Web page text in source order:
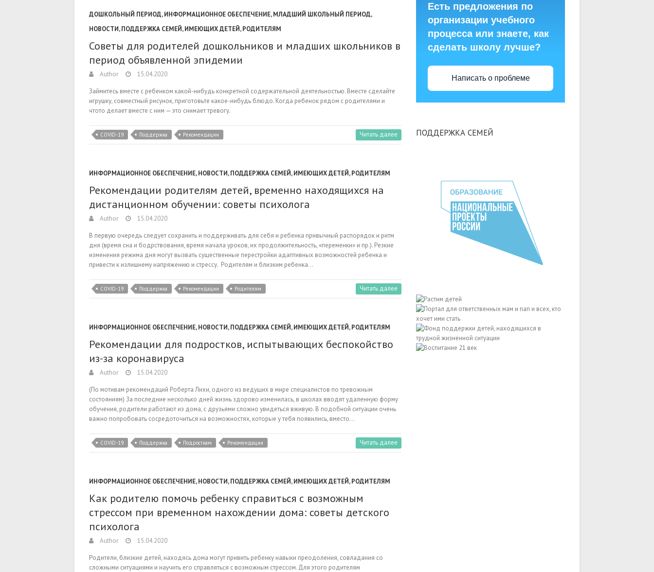
ДОШКОЛЬНЫЙ ПЕРИОД,ИНФОРМАЦИОННОЕ ОБЕСПЕЧЕНИЕ,МЛАДШИЙ ШКОЛЬНЫЙ ПЕРИОД,
НОВОСТИ,ПОДДЕРЖКА СЕМЕЙ, ИМЕЮЩИХ ДЕТЕЙ,РОДИТЕЛЯМ
Советы для родителей дошкольников и младших школьников в
период объявленной эпидемии
Author 15.04.2020
Займитесь вместе с ребенком какой-нибудь конкретной содержательной деятельностью. Вместе сделайте
игрушку, совместный рисунок, приготовьте какое-нибудь блюдо. Когда ребенок рядом с родителями и
чтото делает вместе с ним — это снимает тревогу.
COVID-19 Поддержка Рекомендации Читать далее
ИНФОРМАЦИОННОЕ ОБЕСПЕЧЕНИЕ,НОВОСТИ,ПОДДЕРЖКА СЕМЕЙ, ИМЕЮЩИХ ДЕТЕЙ,РОДИТЕЛЯМ
Рекомендации родителям детей, временно находящихся на
дистанционном обучении: советы психолога
Author 15.04.2020
В первую очередь следует сохранить и поддерживать для себя и ребенка привычный распорядок и ритм
дня (время сна и бодрствования, время начала уроков, их продолжительность, «переменки» и пр.). Резкие
изменения режима дня могут вызвать существенные перестройки адаптивных возможностей ребенка и
привести к излишнему напряжению и стрессу. Родителям и близким ребенка…
COVID-19 Поддержка Рекомендации Родителям Читать далее
ИНФОРМАЦИОННОЕ ОБЕСПЕЧЕНИЕ,НОВОСТИ,ПОДДЕРЖКА СЕМЕЙ, ИМЕЮЩИХ ДЕТЕЙ,РОДИТЕЛЯМ
Рекомендации для подростков, испытывающих беспокойство
из-за коронавируса
Author 15.04.2020
(По мотивам рекомендаций Роберта Лихи, одного из ведущих в мире специалистов по тревожным
состояниям) За последние несколько дней жизнь здорово изменилась, в школах вводят удаленную форму
обучения, родители работают из дома, с друзьями сложно увидеться вживую. В подобной ситуации очень
важно попробовать сосредоточиться на возможностях, которые у тебя появились, вместо…
COVID-19 Поддержка Подросткам Рекомендации Читать далее
ИНФОРМАЦИОННОЕ ОБЕСПЕЧЕНИЕ,НОВОСТИ,ПОДДЕРЖКА СЕМЕЙ, ИМЕЮЩИХ ДЕТЕЙ,РОДИТЕЛЯМ
Как родителю помочь ребенку справиться с возможным
стрессом при временном нахождении дома: советы детского
психолога
Author 15.04.2020
Родители, близкие детей, находясь дома могут привить ребенку навыки преодоления, совладания со
сложными ситуациями и научить его справляться с возможным стрессом. Для этого родителям
Есть предложения по
организации учебного
процесса или знаете, как
сделать школу лучше?
Написать о проблеме
ПОДДЕРЖКА СЕМЕЙ